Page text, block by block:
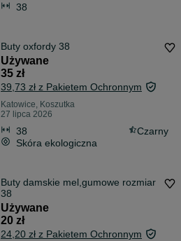
38
Buty oxfordy 38
Używane
35 zł
39,73 zł z Pakietem Ochronnym
Katowice, Koszutka
27 lipca 2026
38
Czarny
Skóra ekologiczna
Buty damskie mel,gumowe rozmiar
38
Używane
20 zł
24,20 zł z Pakietem Ochronnym